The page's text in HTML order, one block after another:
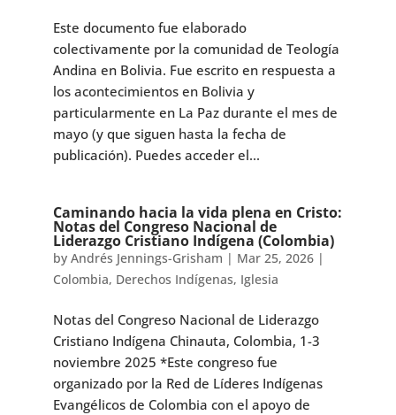
Este documento fue elaborado
colectivamente por la comunidad de Teología
Andina en Bolivia. Fue escrito en respuesta a
los acontecimientos en Bolivia y
particularmente en La Paz durante el mes de
mayo (y que siguen hasta la fecha de
publicación). Puedes acceder el...
Caminando hacia la vida plena en Cristo:
Notas del Congreso Nacional de
Liderazgo Cristiano Indígena (Colombia)
by Andrés Jennings-Grisham | Mar 25, 2026|
Colombia, Derechos Indígenas, Iglesia
Notas del Congreso Nacional de Liderazgo
Cristiano Indígena Chinauta, Colombia, 1-3
noviembre 2025 *Este congreso fue
organizado por la Red de Líderes Indígenas
Evangélicos de Colombia con el apoyo de